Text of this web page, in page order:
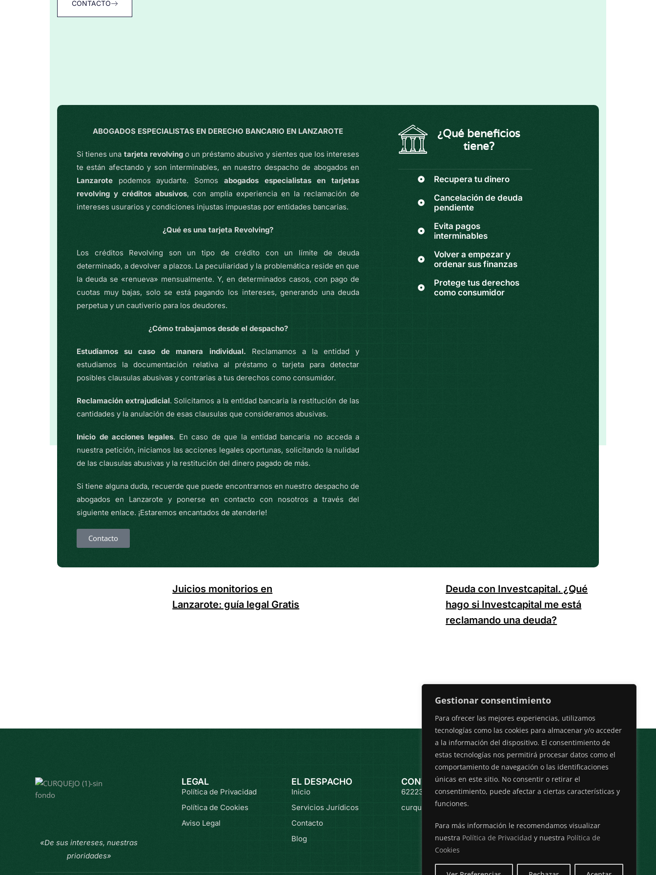
Gestionar consentimiento
Para ofrecer las mejores experiencias, utilizamos
tecnologías como las cookies para almacenar y/o acceder
a la información del dispositivo. El consentimiento de
estas tecnologías nos permitirá procesar datos como el
comportamiento de navegación o las identificaciones
únicas en este sitio. No consentir o retirar el
consentimiento, puede afectar a ciertas características y
funciones.
Para más información le recomendamos visualizar
nuestra Política de Privacidad y nuestra Política de
Cookies
CONTACTO
ABOGADOS ESPECIALISTAS EN DERECHO BANCARIO EN LANZAROTE
Si tienes una tarjeta revolvingo un préstamo abusivo y sientes que los intereses
te están afectando y son interminables, en nuestro despacho de abogados en
Lanzarote podemos ayudarte. Somos abogados especialistas en tarjetas
revolving y créditos abusivos, con amplia experiencia en la reclamación de
intereses usurarios y condiciones injustas impuestas por entidades bancarias.
¿Qué es una tarjeta Revolving?
Los créditos Revolving son un tipo de crédito con un límite de deuda
determinado, a devolver a plazos. La peculiaridad y la problemática reside en que
la deuda se «renueva» mensualmente. Y, en determinados casos, con pago de
cuotas muy bajas, solo se está pagando los intereses, generando una deuda
perpetua y un cautiverio para los deudores.
¿Cómo trabajamos desde el despacho?
Estudiamos su caso de manera individual. Reclamamos a la entidad y
estudiamos la documentación relativa al préstamo o tarjeta para detectar
posibles clausulas abusivas y contrarias a tus derechos como consumidor.
Reclamación extrajudicial. Solicitamos a la entidad bancaria la restitución de las
cantidades y la anulación de esas clausulas que consideramos abusivas.
Inicio de acciones legales. En caso de que la entidad bancaria no acceda a
nuestra petición, iniciamos las acciones legales oportunas, solicitando la nulidad
de las clausulas abusivas y la restitución del dinero pagado de más.
Si tiene alguna duda, recuerde que puede encontrarnos en nuestro despacho de
abogados en Lanzarote y ponerse en contacto con nosotros a través del
siguiente enlace. ¡Estaremos encantados de atenderle!
Contacto
¿Qué beneficios
tiene?
Recupera tu dinero
Cancelación de deuda
pendiente
Evita pagos
interminables
Volver a empezar y
ordenar sus finanzas
Protege tus derechos
como consumidor
Juicios monitorios en
Lanzarote: guía legal Gratis
Deuda con Investcapital. ¿Qué
hago si Investcapital me está
reclamando una deuda?
«De sus intereses, nuestras
prioridades»
LEGAL
Política de Privacidad
Política de Cookies
Aviso Legal
EL DESPACHO
Inicio
Servicios Jurídicos
Contacto
Blog
CONTACTO
622231203
curquejo@icalpa.com
DIRECCION
C. Rbla. Medular, 50, planta